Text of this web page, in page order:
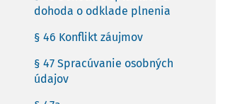
dohoda o odklade plnenia
§ 46 Konflikt záujmov
§ 47 Spracúvanie osobných
údajov